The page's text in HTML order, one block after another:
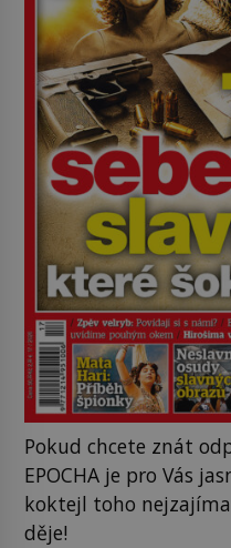
Pokud chcete znát
EPOCHA je pro Vás
koktejl toho
děje!